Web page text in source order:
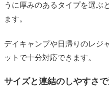
うに厚みのあるタイプを選ぶ
ます。
デイキャンプや日帰りのレジ
ットで十分対応できます。
サイズと連結のしやすさ